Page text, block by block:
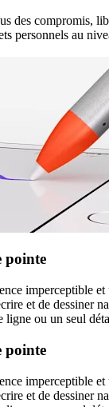
des compromis,
personnels au
pointe
imperceptible
et de dessiner
ligne ou un seul
pointe
imperceptible
et de dessiner